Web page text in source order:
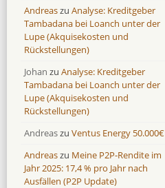
Moncera
8,0 %
Monestro
9,1 %
Neo Finance
Omaraha
16,4 %
Moncera
11,1 %
Monestro
>1000%
Neo Finance
Omaraha
18,0 %
Andreaszu Analyse: Kreditgeber
Tambadana bei Loanch unter der
Lupe (Akquisekosten und
Rückstellungen)
Johan zu Analyse: Kreditgeber
Tambadana bei Loanch unter der
Lupe (Akquisekosten und
Rückstellungen)
Andreaszu Ventus Energy 50.000€
Andreaszu Meine P2P-Rendite im
Jahr 2025: 17,4 % pro Jahr nach
Ausfällen (P2P Update)